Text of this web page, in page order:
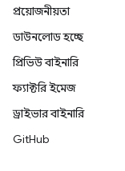
প্রয়োজনীয়তা
ডাউনলোড হচ্ছে
প্রিভিউ বাইনারি
ফ্যাক্টরি ইমেজ
ড্রাইভার বাইনারি
GitHub